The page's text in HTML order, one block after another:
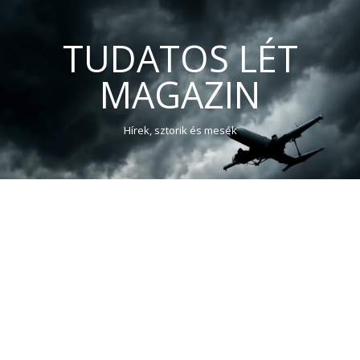
TUDATOS LÉT
MAGAZIN
Hírek, sztorik és mesék